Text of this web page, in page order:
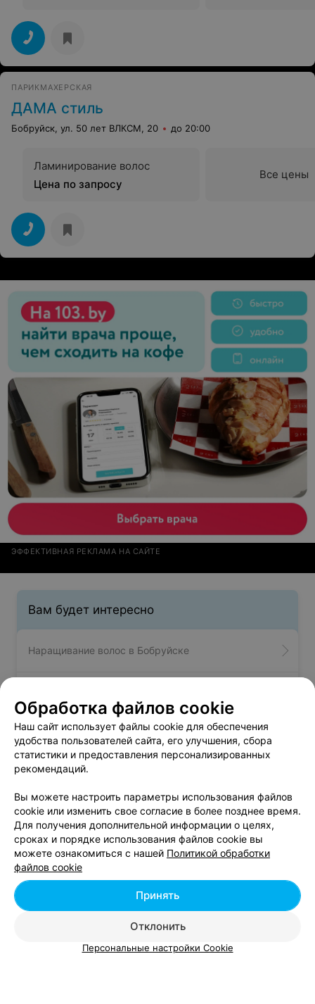
ПАРИКМАХЕРСКАЯ
ДАМА стиль
Бобруйск, ул. 50 лет ВЛКСМ, 20 до 20:00
Ламинирование волос
Цена по запросу
Все цены
ЭФФЕКТИВНАЯ РЕКЛАМА НА САЙТЕ
Вам будет интересно
Наращивание волос в Бобруйске
Бобруйске
Ленточное холодное наращивание волос в
Бобруйске
Добавить компанию
Добавить специалиста
Обработка файлов cookie
Наш сайт использует файлы cookie для обеспечения
удобства пользователей сайта, его улучшения, сбора
статистики и предоставления персонализированных
рекомендаций.
Вы можете настроить параметры использования файлов
cookie или изменить свое согласие в более позднее время.
Для получения дополнительной информации о целях,
сроках и порядке использования файлов cookie вы
можете ознакомиться с нашей Политикой обработки
файлов cookie
Отклонить
Принять
Персональные настройки Cookie